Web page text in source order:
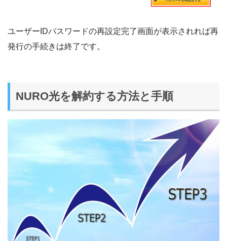
ユーザーIDパスワードの再設定完了画面が表示されれば再
発行の手続きは終了です。
NURO光を解約する方法と手順